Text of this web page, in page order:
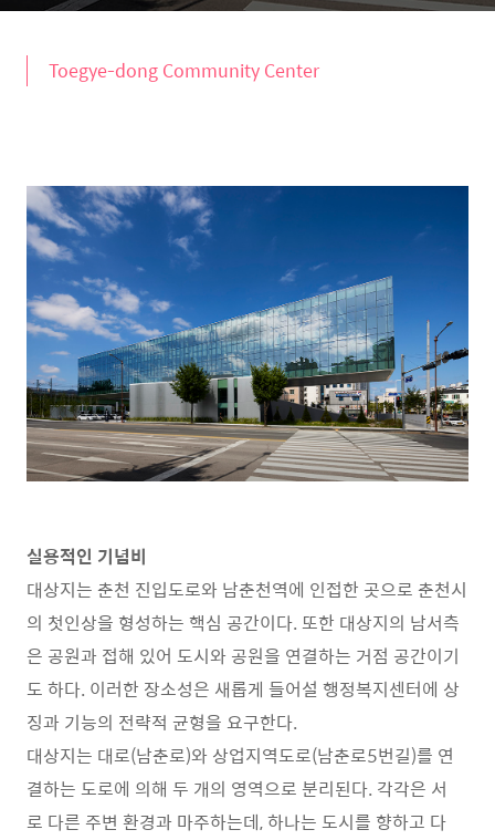
Toegye-dong Community Center
실용적인 기념비
대상지는 춘천 진입도로와 남춘천역에 인접한 곳으로 춘천시
의 첫인상을 형성하는 핵심 공간이다. 또한 대상지의 남서측
은 공원과 접해 있어 도시와 공원을 연결하는 거점 공간이기
도 하다. 이러한 장소성은 새롭게 들어설 행정복지센터에 상
징과 기능의 전략적 균형을 요구한다.
대상지는 대로(남춘로)와 상업지역도로(남춘로5번길)를 연
결하는 도로에 의해 두 개의 영역으로 분리된다. 각각은 서
로 다른 주변 환경과 마주하는데, 하나는 도시를 향하고 다